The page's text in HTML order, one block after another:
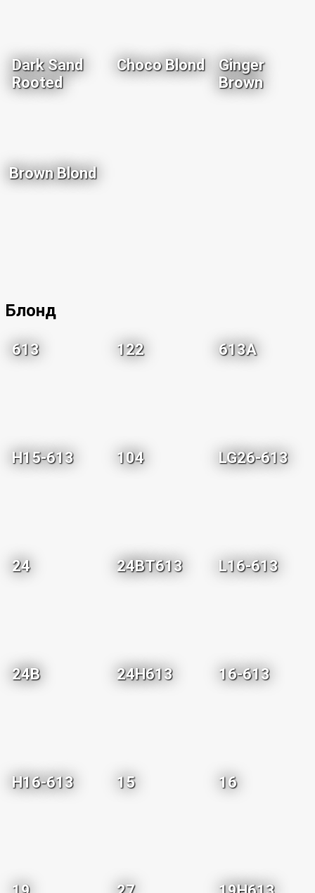
Dark Sand
Rooted
Choco Blond
Ginger
Brown
Brown Blond
Блонд
613 122 613A
H15-613 104 LG26-613
24 24BT613 L16-613
24B 24H613 16-613
H16-613 15 16